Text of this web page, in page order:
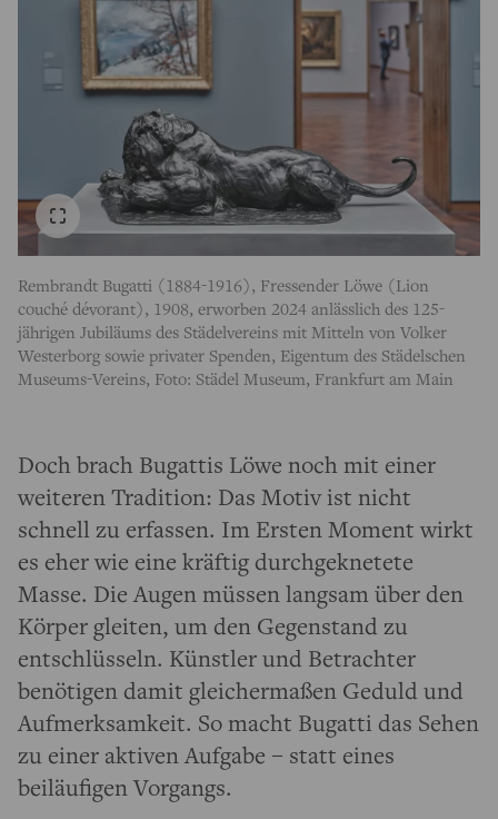
Rembrandt Bugatti (1884-1916), Fressender Löwe (Lion
couché dévorant), 1908, erworben 2024 anlässlich des 125-
jährigen Jubiläums des Städelvereins mit Mitteln von Volker
Westerborg sowie privater Spenden, Eigentum des Städelschen
Museums-Vereins, Foto: Städel Museum, Frankfurt am Main
Doch brach Bugattis Löwe noch mit einer
weiteren Tradition: Das Motiv ist nicht
schnell zu erfassen. Im Ersten Moment wirkt
es eher wie eine kräftig durchgeknetete
Masse. Die Augen müssen langsam über den
Körper gleiten, um den Gegenstand zu
entschlüsseln. Künstler und Betrachter
benötigen damit gleichermaßen Geduld und
Aufmerksamkeit. So macht Bugatti das Sehen
zu einer aktiven Aufgabe – statt eines
beiläufigen Vorgangs.